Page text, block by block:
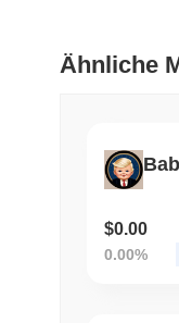
21.37%
Ähnliche
$0.00
0.00%